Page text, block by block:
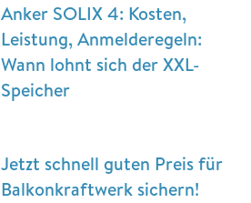
Anker SOLIX 4: Kosten,
Leistung, Anmelderegeln:
Wann lohnt sich der XXL-
Speicher
Jetzt schnell guten Preis für
Balkonkraftwerk sichern!